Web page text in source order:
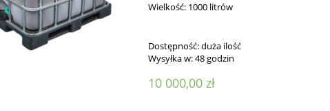
Wielkość: 1000 litrów
Dostępność:duża ilość
Wysyłka w:48 godzin
10 000,00 zł